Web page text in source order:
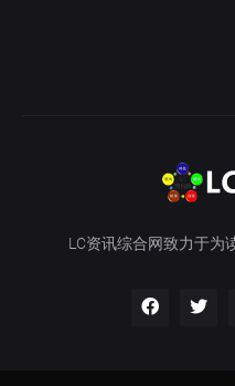
LC资讯综合网致力于为